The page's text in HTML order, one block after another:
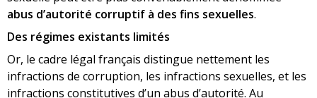
abus d’autorité corruptif à des fins sexuelles.
Des régimes existants limités
Or, le cadre légal français distingue nettement les
infractions de corruption, les infractions sexuelles, et les
infractions constitutives d’un abus d’autorité. Au